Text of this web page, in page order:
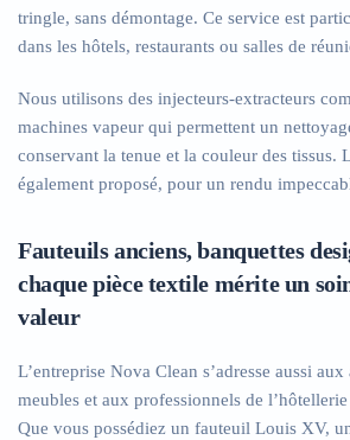
tringle, sans démontage. Ce service est
dans les hôtels, restaurants ou salles de
Nous utilisons des injecteurs-extracteurs
machines vapeur qui permettent un
conservant la tenue et la couleur des tissus.
également proposé, pour un rendu
Fauteuils anciens, banquettes
chaque pièce textile mérite un
valeur
L’entreprise Nova Clean s’adresse aussi
meubles et aux professionnels de
Que vous possédiez un fauteuil Louis XV,